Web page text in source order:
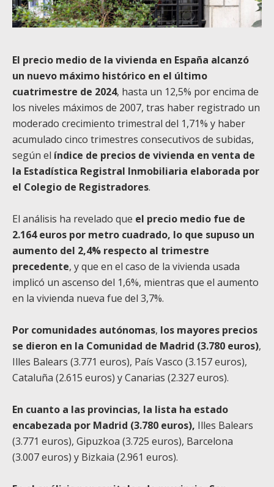
El precio medio de la vivienda en España alcanzó
un nuevo máximo histórico en el último
cuatrimestre de 2024, hasta un 12,5% por encima de
los niveles máximos de 2007, tras haber registrado un
moderado crecimiento trimestral del 1,71% y haber
acumulado cinco trimestres consecutivos de subidas,
según el índice de precios de vivienda en venta de
la Estadística Registral Inmobiliaria elaborada por
el Colegio de Registradores.
El análisis ha revelado que el precio medio fue de
2.164 euros por metro cuadrado, lo que supuso un
aumento del 2,4% respecto al trimestre
precedente, y que en el caso de la vivienda usada
implicó un ascenso del 1,6%, mientras que el aumento
en la vivienda nueva fue del 3,7%.
Por comunidades autónomas, los mayores precios
se dieron en la Comunidad de Madrid (3.780 euros),
Illes Balears (3.771 euros), País Vasco (3.157 euros),
Cataluña (2.615 euros) y Canarias (2.327 euros).
En cuanto a las provincias, la lista ha estado
encabezada por Madrid (3.780 euros), Illes Balears
(3.771 euros), Gipuzkoa (3.725 euros), Barcelona
(3.007 euros) y Bizkaia (2.961 euros).